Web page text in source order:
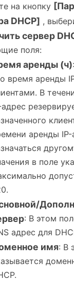
на кнопку
DHCP] ,
сервер
поля:
аренды (ч)
время аренды
В
адрес
аренды
в поле
: В этом
адрес для
имя: В